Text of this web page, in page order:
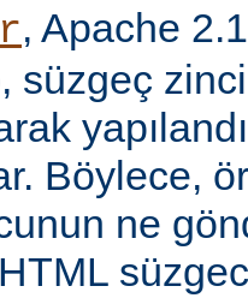
, Apache
süzgeç
Böylece,
ne